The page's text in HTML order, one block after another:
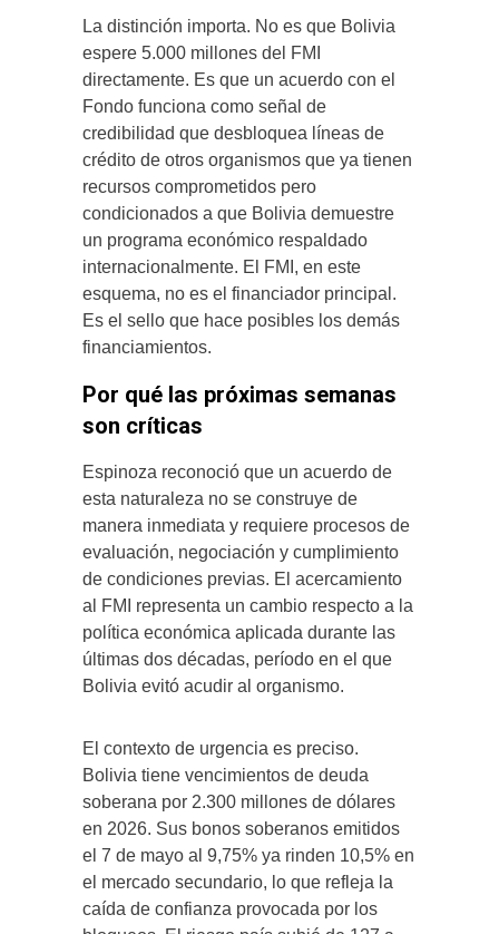
La distinción importa. No es que Bolivia
espere 5.000 millones del FMI
directamente. Es que un acuerdo con el
Fondo funciona como señal de
credibilidad que desbloquea líneas de
crédito de otros organismos que ya tienen
recursos comprometidos pero
condicionados a que Bolivia demuestre
un programa económico respaldado
internacionalmente. El FMI, en este
esquema, no es el financiador principal.
Es el sello que hace posibles los demás
financiamientos.
Por qué las próximas semanas
son críticas
Espinoza reconoció que un acuerdo de
esta naturaleza no se construye de
manera inmediata y requiere procesos de
evaluación, negociación y cumplimiento
de condiciones previas. El acercamiento
al FMI representa un cambio respecto a la
política económica aplicada durante las
últimas dos décadas, período en el que
Bolivia evitó acudir al organismo.
El contexto de urgencia es preciso.
Bolivia tiene vencimientos de deuda
soberana por 2.300 millones de dólares
en 2026. Sus bonos soberanos emitidos
el 7 de mayo al 9,75% ya rinden 10,5% en
el mercado secundario, lo que refleja la
caída de confianza provocada por los